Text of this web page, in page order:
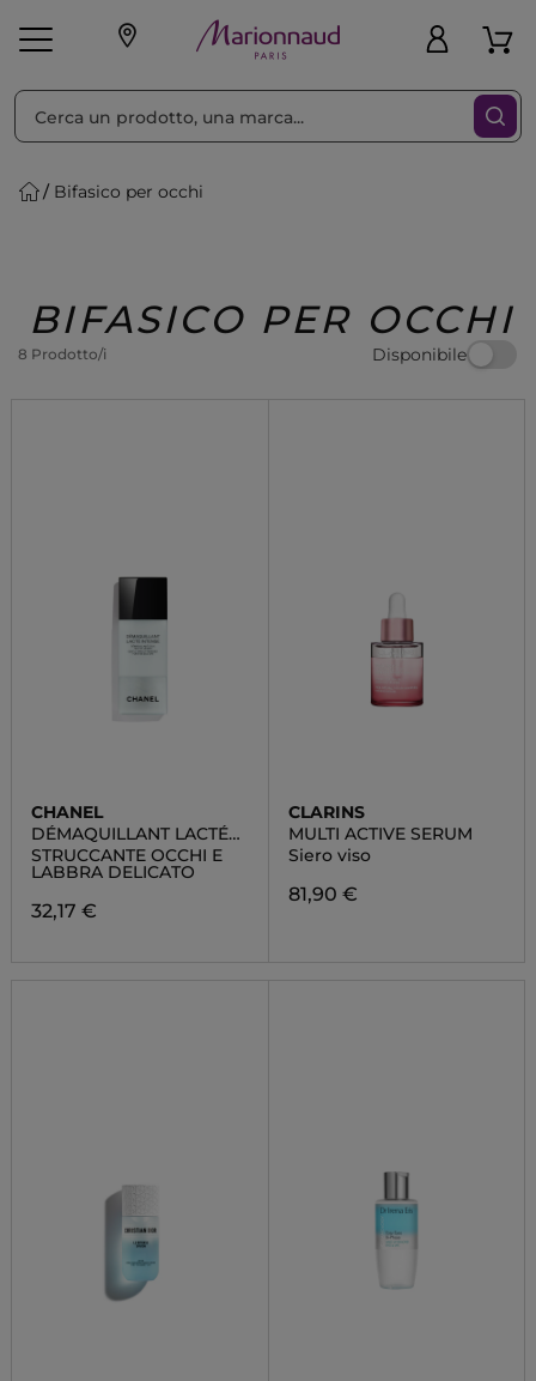
Make-up Profumi
Regalo
Bifasico per occhi
BIFASICO PER OCCHI
8 Prodotto/i Disponibile
Ordina per Filtra
CHANEL
DÉMAQUILLANT LACTÉ
INTENSE
STRUCCANTE OCCHI E
LABBRA DELICATO
32,17 €
CLARINS
MULTI ACTIVE SERUM
Siero viso
81,90 €